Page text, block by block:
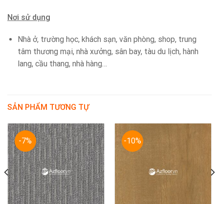
Nơi sử dụng
Nhà ở, trường học, khách sạn, văn phòng, shop, trung
tâm thương mại, nhà xưởng, sân bay, tàu du lịch, hành
lang, cầu thang, nhà hàng…
SẢN PHẨM TƯƠNG TỰ
-7% -10%